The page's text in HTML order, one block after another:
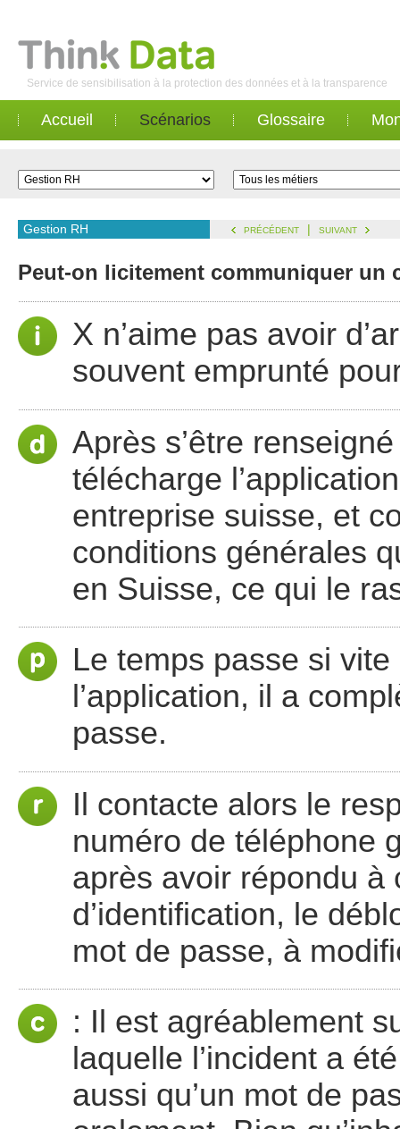
Service de sensibilisation à la protection des données et à la transparence
Accueil Scénarios Glossaire
Gestion RH PRÉCÉDENT | SUIVANT
Peut-on licitement communiquer un
X n’aime pas avoir
souvent emprunté
Après s’être
télécharge
entreprise suisse, et
conditions générales
en Suisse, ce qui le
Le temps passe si
l’application, il a
passe.
Il contacte alors le
numéro de téléphone
après avoir répondu à
d’identification, le
mot de passe, à
: Il est agréablement
laquelle l’incident a
aussi qu’un mot de